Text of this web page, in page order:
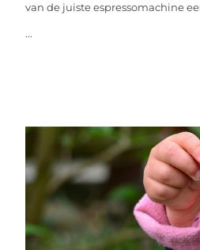
van de juiste espressomachine
...